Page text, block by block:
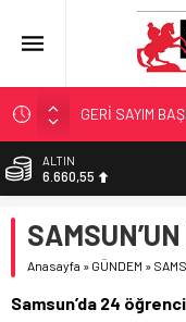
GERİ SAYIM
‘BAFRA’YA
YÖNETİCİ
ALTIN
6.660,55
13.779,39
DOLAR
Anasayfa » GÜNDEM »
Samsun’da 24